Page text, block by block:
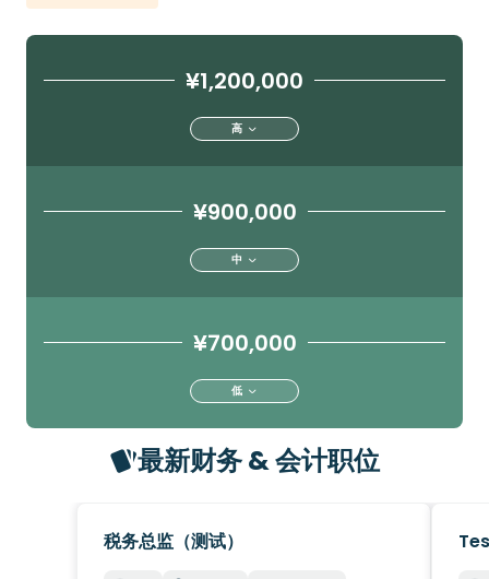
¥1,200,000
高
¥900,000
中
¥700,000
低
最新财务 & 会计职位
税务总监（测试）